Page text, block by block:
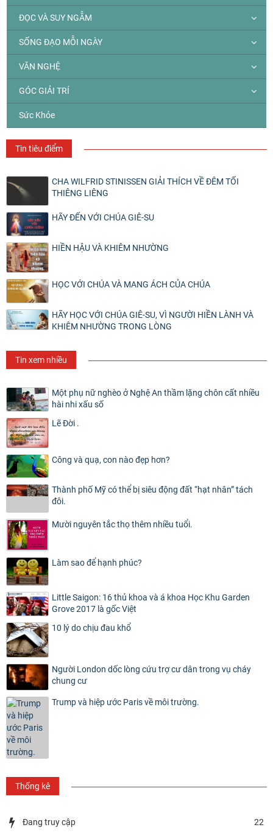
ĐỌC VÀ SUY NGẪM
SỐNG ĐẠO MỖI NGÀY
VĂN NGHỆ
GÓC GIẢI TRÍ
Sức Khỏe
Tin tiêu điểm
CHA WILFRID STINISSEN GIẢI THÍCH VỀ ĐÊM TỐI
THIÊNG LIÊNG
HÃY ĐẾN VỚI CHÚA GIÊ-SU
HIỀN HẬU VÀ KHIÊM NHƯỜNG
HỌC VỚI CHÚA VÀ MANG ÁCH CỦA CHÚA
HÃY HỌC VỚI CHÚA GIÊ-SU, VÌ NGƯỜI HIỀN LÀNH VÀ
KHIÊM NHƯỜNG TRONG LÒNG
Tin xem nhiều
Một phụ nữ nghèo ở Nghệ An thầm lặng chôn cất nhiều
hài nhi xấu số
Lẽ Đời .
Công và quạ, con nào đẹp hơn?
Thành phố Mỹ có thể bị siêu động đất “hạt nhân” tách
đôi.
Mười nguyên tắc thọ thêm nhiều tuổi.
Làm sao để hạnh phúc?
Little Saigon: 16 thủ khoa và á khoa Học Khu Garden
Grove 2017 là gốc Việt
10 lý do chịu đau khổ
Người London dốc lòng cứu trợ cư dân trong vụ cháy
chung cư
Trump và hiệp ước Paris về môi trường.
Thống kê
Đang truy cập 22